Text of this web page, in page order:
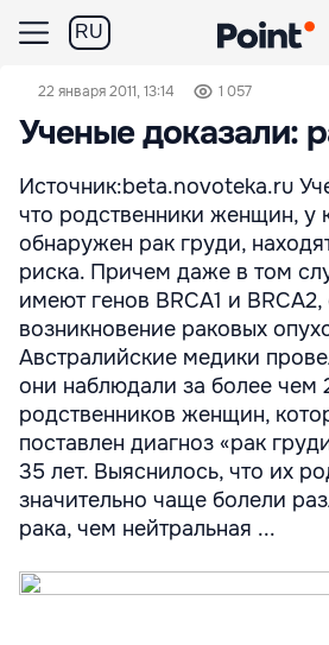
RU
22 января 2011, 13:14 1 057
Ученые доказали:
Источник:beta.novoteka.ru
что родственники женщин, у
обнаружен рак груди,
риска. Причем даже в том
имеют генов BRCA1 и
возникновение раковых
Австралийские медики
они наблюдали за более чем
родственников женщин,
поставлен диагноз «рак
35 лет. Выяснилось, что их
значительно чаще болели
рака, чем нейтральная ...